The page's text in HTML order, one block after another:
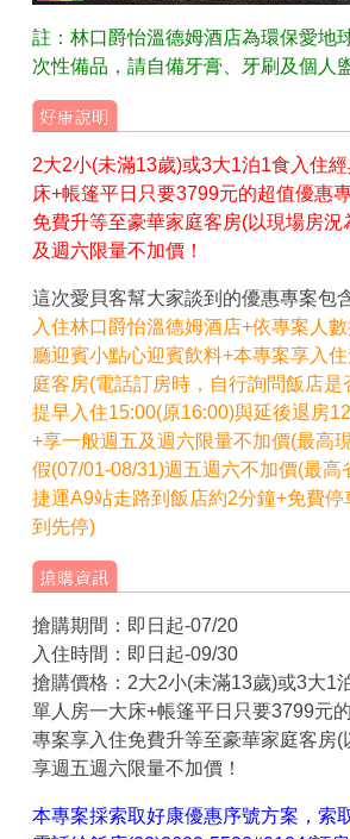
註：林口爵怡溫德姆酒店為環保愛地
次性備品，請自備牙膏、牙刷及個人
2大2小(未滿13歲)或3大1泊1食入住
床+帳篷平日只要3799元的超值優惠
免費升等至豪華家庭客房(以現場房況
及週六限量不加價！
這次愛貝客幫大家談到的優惠專案包
入住林口爵怡溫德姆酒店+依專案人
廳迎賓小點心迎賓飲料+本專案享入
庭客房(電話訂房時，自行詢問飯店是
提早入住15:00(原16:00)與延後退房
+享一般週五及週六限量不加價(最高
假(07/01-08/31)週五週六不加價(最高
捷運A9站走路到飯店約2分鐘+免費停
到先停)
搶購期間：即日起-07/20
入住時間：即日起-09/30
搶購價格：2大2小(未滿13歲)或3大1
單人房一大床+帳篷平日只要3799元
專案享入住免費升等至豪華家庭客房(
享週五週六限量不加價！
本專案採索取好康優惠序號方案，索